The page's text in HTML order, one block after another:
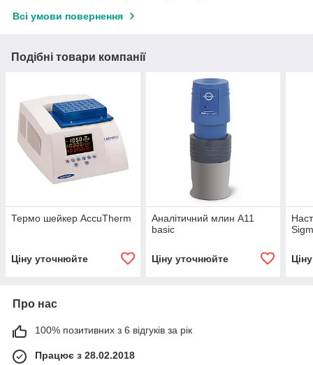
Всі умови повернення
Подібні товари компанії
Термо шейкер AccuTherm
Ціну уточнюйте
Аналітичний млин A11
basic
Ціну уточнюйте
Про нас
100% позитивних з 6 відгуків за рік
Працює з 28.02.2018